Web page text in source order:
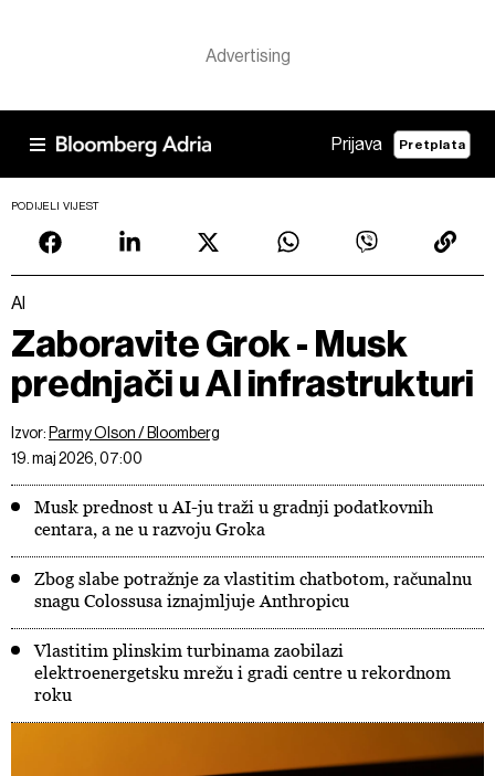
Prijava Pretplata
PODIJELI VIJEST
AI
Zaboravite Grok - Musk
prednjači u AI infrastrukturi
Izvor: Parmy Olson / Bloomberg
19. maj 2026, 07:00
Musk prednost u AI-ju traži u gradnji podatkovnih
centara, a ne u razvoju Groka
Zbog slabe potražnje za vlastitim chatbotom, računalnu
snagu Colossusa iznajmljuje Anthropicu
Vlastitim plinskim turbinama zaobilazi
elektroenergetsku mrežu i gradi centre u rekordnom
roku